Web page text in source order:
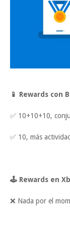
📱 Rewards con
✅ 10+10+10,
✅ 10, más
🕹 Rewards en
❌ Nada por el